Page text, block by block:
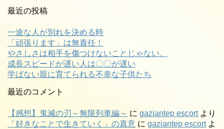
最近の投稿
一途な人が別れを決める時
「頑張ります」は無責任！
やさしさは相手を傷つけないことじゃない。
成長スピードが遅い人は〇〇が遅い
学ばない親に育てられる不幸な子供たち
最近のコメント
【感想】鬼滅の刃～無限列車編～ に gaziantep escortより
「好きなことで生きていく」の真意 に gaziantep escortよ